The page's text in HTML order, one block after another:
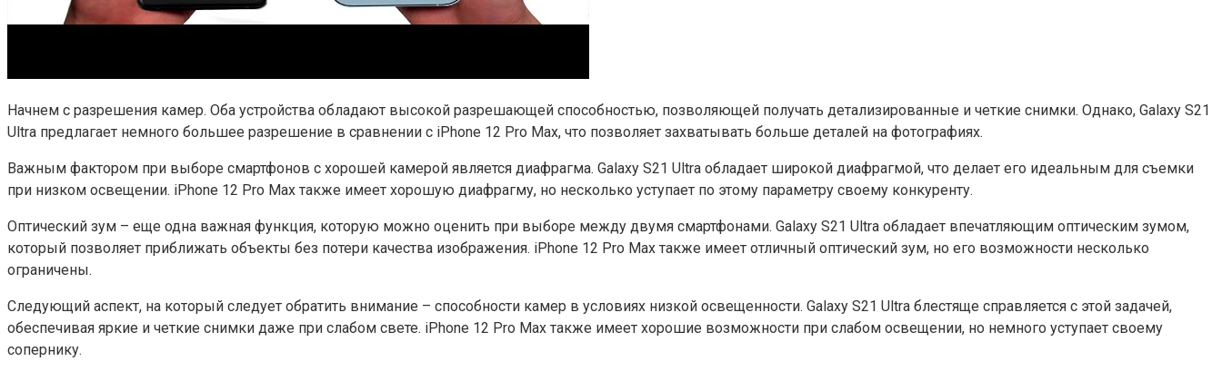
Начнем с разрешения камер. Оба устройства обладают высокой разрешающей способностью, позволяющей получать детализированные и четкие снимки. Однако, Galaxy S21
Ultra предлагает немного большее разрешение в сравнении с iPhone 12 Pro Max, что позволяет захватывать больше деталей на фотографиях.
Важным фактором при выборе смартфонов с хорошей камерой является диафрагма. Galaxy S21 Ultra обладает широкой диафрагмой, что делает его идеальным для съемки
при низком освещении. iPhone 12 Pro Max также имеет хорошую диафрагму, но несколько уступает по этому параметру своему конкуренту.
Оптический зум – еще одна важная функция, которую можно оценить при выборе между двумя смартфонами. Galaxy S21 Ultra обладает впечатляющим оптическим зумом,
который позволяет приближать объекты без потери качества изображения. iPhone 12 Pro Max также имеет отличный оптический зум, но его возможности несколько
ограничены.
Следующий аспект, на который следует обратить внимание – способности камер в условиях низкой освещенности. Galaxy S21 Ultra блестяще справляется с этой задачей,
обеспечивая яркие и четкие снимки даже при слабом свете. iPhone 12 Pro Max также имеет хорошие возможности при слабом освещении, но немного уступает своему
сопернику.